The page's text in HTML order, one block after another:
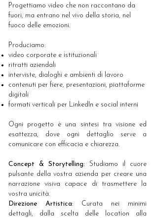
Progettiamo video che non raccontano da
fuori, ma entrano nel vivo della storia, nel
fuoco delle emozioni.
Produciamo:
video corporate e istituzionali
ritratti aziendali
interviste, dialoghi e ambienti di lavoro
contenuti per fiere, presentazioni, piattaforme
digitali
formati verticali per LinkedIn e social interni
Ogni progetto è una sintesi tra visione ed
esattezza, dove ogni dettaglio serve a
comunicare con efficacia e chiarezza.
Concept & Storytelling: Studiamo il cuore
pulsante della vostra azienda per creare una
narrazione visiva capace di trasmettere la
vostra unicità.
Direzione Artistica: Curata nei minimi
dettagli, dalla scelta delle location alla